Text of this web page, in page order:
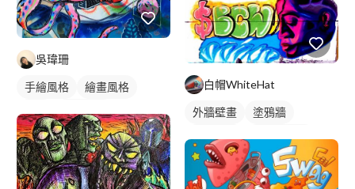
吳瑋珊
手繪風格
繪畫風格
白帽WhiteHat
外牆壁畫
塗鴉牆